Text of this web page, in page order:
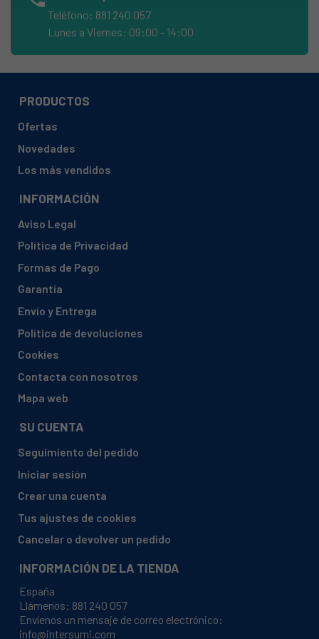
JUNKERS, 7701431692 WR11G31 S2805
JUNKERS, 7701431693 WR11B31 S2805
JUNKERS, 7701431696 WR11G31 S2895
JUNKERS, 7701431697 WR11B31 S2895
JUNKERS, NECKAR:
JUNKERS, WR11 E31 S2895
JUNKERS, WR11 G23 S2895
JUNKERS, WR11-2 B31 S2895
JUNKERS, WR11-G31-S2805
JUNKERS, WR11B31S2805
JUNKERS, WR11B31S2806
JUNKERS, WR11B31S2895
Teléfono: 881 240 057
Lunes a Viernes: 09:00 - 14:00
PRODUCTOS
Ofertas
Novedades
Los más vendidos
INFORMACIÓN
Aviso Legal
Política de Privacidad
Formas de Pago
Garantía
Envío y Entrega
Política de devoluciones
Cookies
Contacta con nosotros
Mapa web
SU CUENTA
Seguimiento del pedido
Iniciar sesión
Crear una cuenta
Tus ajustes de cookies
Cancelar o devolver un pedido
INFORMACIÓN DE LA TIENDA
España
Llámenos: 881 240 057
Envíenos un mensaje de correo electrónico:
info@intersumi.com